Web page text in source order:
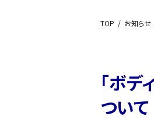
TOP お知らせ
「ボ
ついて